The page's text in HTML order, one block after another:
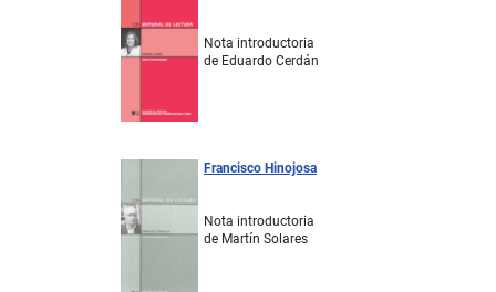
Nota introductoria
de Eduardo Cerdán
Francisco Hinojosa
Nota introductoria
de Martín Solares